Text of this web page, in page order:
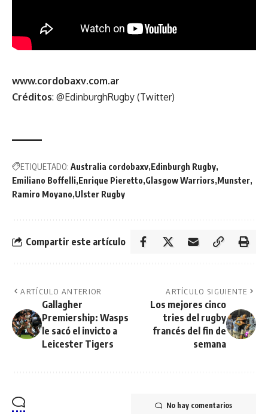
www.cordobaxv.com.ar
Créditos: @EdinburghRugby (Twitter)
ETIQUETADO: Australia cordobaxv Edinburgh Rugby
Emiliano Boffelli Enrique Pieretto Glasgow Warriors Munster
Ramiro Moyano Ulster Rugby
Compartir este artículo
ARTÍCULO ANTERIOR
Gallagher
Premiership: Wasps
le sacó el invicto a
Leicester Tigers
ARTÍCULO SIGUIENTE
Los mejores cinco
tries del rugby
francés del fin de
semana
No hay comentarios